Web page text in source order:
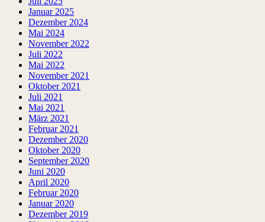
Januar 2025
Dezember 2024
Mai 2024
November 2022
Juli 2022
Mai 2022
November 2021
Oktober 2021
Juli 2021
Mai 2021
März 2021
Februar 2021
Dezember 2020
Oktober 2020
September 2020
Juni 2020
April 2020
Februar 2020
Januar 2020
Dezember 2019